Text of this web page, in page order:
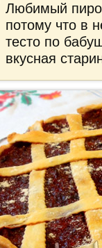
Любимый
потому что в
тесто по
вкусная